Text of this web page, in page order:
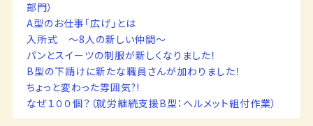
部門）
A型のお仕事「広げ」とは
入所式 ～8人の新しい仲間～
パンとスイーツの制服が新しくなりました！
B型の下請けに新たな職員さんが加わりました！
ちょっと変わった雰囲気?!
なぜ１００個？（就労継続支援B型：ヘルメット組付作業）